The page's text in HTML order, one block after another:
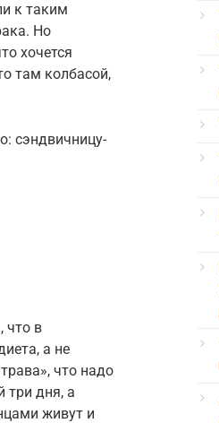
к таким
Но
хочется
там колбасой,
сэндвичницу-
что в
а не
что надо
три дня, а
живут и